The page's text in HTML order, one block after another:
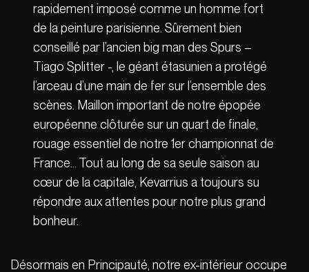
rapidement imposé comme un homme fort
de la peinture parisienne. Sûrement bien
conseillé par l’ancien big man des Spurs –
Tiago Splitter -, le géant étasunien a protégé
l’arceau d’une main de fer sur l’ensemble des
scènes. Maillon important de notre épopée
européenne clôturée sur un quart de finale,
rouage essentiel de notre 1er championnat de
France… Tout au long de sa seule saison au
cœur de la capitale, Kevarrius a toujours su
répondre aux attentes pour notre plus grand
bonheur.
Désormais en Principauté, notre ex-intérieur occupe